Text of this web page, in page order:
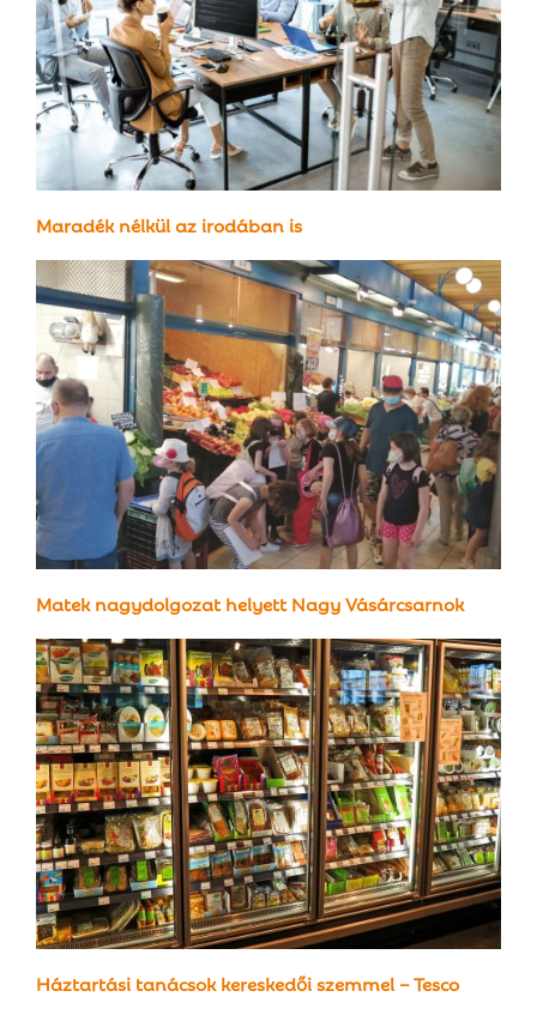
Maradék nélkül az irodában is
Matek nagydolgozat helyett Nagy Vásárcsarnok
Háztartási tanácsok kereskedői szemmel – Tesco